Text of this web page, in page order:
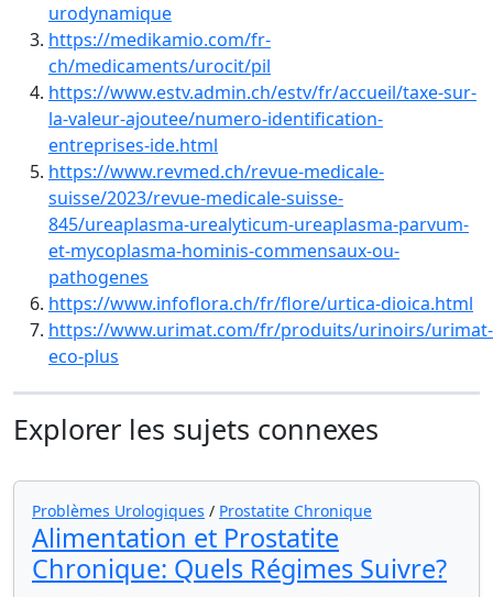
urodynamique
https://medikamio.com/fr-
ch/medicaments/urocit/pil
https://www.estv.admin.ch/estv/fr/accueil/taxe-sur-
la-valeur-ajoutee/numero-identification-
entreprises-ide.html
https://www.revmed.ch/revue-medicale-
suisse/2023/revue-medicale-suisse-
845/ureaplasma-urealyticum-ureaplasma-parvum-
et-mycoplasma-hominis-commensaux-ou-
pathogenes
https://www.infoflora.ch/fr/flore/urtica-dioica.html
https://www.urimat.com/fr/produits/urinoirs/urimat-
eco-plus
Explorer les sujets connexes
Problèmes Urologiques / Prostatite Chronique
Alimentation et Prostatite
Chronique: Quels Régimes Suivre?